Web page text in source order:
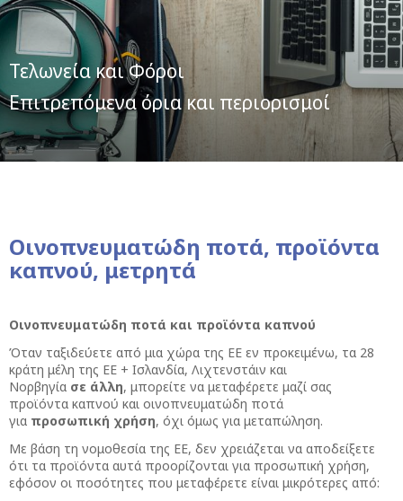
Τελωνεία και Φόροι
Επιτρεπόμενα όρια και περιορισμοί
Οινοπνευματώδη ποτά, προϊόντα
καπνού, μετρητά
Οινοπνευματώδη ποτά και προϊόντα καπνού
Όταν ταξιδεύετε από μια χώρα της ΕΕ εν προκειμένω, τα 28
κράτη μέλη της ΕΕ + Ισλανδία, Λιχτενστάιν και
Νορβηγία σε άλλη, μπορείτε να μεταφέρετε μαζί σας
προϊόντα καπνού και οινοπνευματώδη ποτά
για προσωπική χρήση, όχι όμως για μεταπώληση.
Με βάση τη νομοθεσία της ΕΕ, δεν χρειάζεται να αποδείξετε
ότι τα προϊόντα αυτά προορίζονται για προσωπική χρήση,
εφόσον οι ποσότητες που μεταφέρετε είναι μικρότερες από: